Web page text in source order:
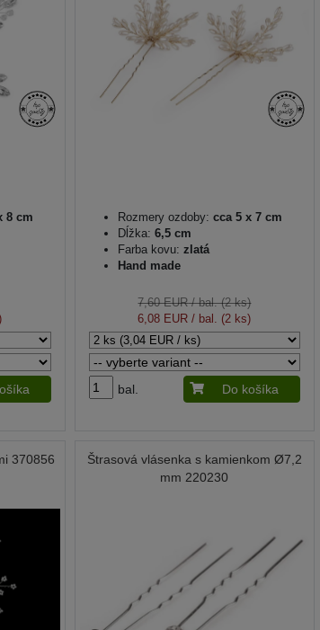
8 cm
Rozmery ozdoby: cca 5 x 7 cm
Dĺžka: 6,5 cm
Farba kovu: zlatá
Hand made
7,60 EUR/ bal. (2 ks)
6,08 EUR / bal. (2 ks)
bal. Do košíka
370856
Štrasová vlásenka s kamienkom Ø7,2
mm 220230